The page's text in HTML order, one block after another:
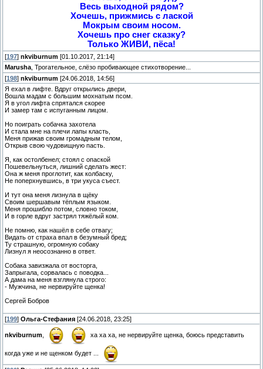
Весь выходной рядом?
Хочешь, прижмись с лаской
Мокрым своим носом.
Хочешь про снег сказку?
Только ЖИВИ, пёса!
[197] nkviburnum [01.10.2017, 21:14]
Marusha , Трогательное, слёзо пробивающее стихотворение...
[198] nkviburnum [24.06.2018, 14:56]
Я ехал в лифте. Вдруг открылись двери,
Вошла мадам с большим мохнатым псом.
Я в угол лифта спрятался скорее
И замер там с испуганным лицом.
Но поиграть собачка захотела
И стала мне на плечи лапы класть,
Меня прижав своим громадным телом,
Открыв свою чудовищную пасть.
Я, как остолбенел; стоял с опаской
Пошевельнуться, лишний сделать жест:
Она ж меня проглотит, как колбаску,
Не поперхнувшись, в три укуса съест.
И тут она меня лизнула в щёку
Своим шершавым тёплым языком.
Меня прошибло потом, словно током,
И в горле вдруг застрял тяжёлый ком.
Не помню, как нашёл в себе отвагу;
Видать от страха впал в безумный бред;
Ту страшную, огромную собаку
Лизнул я неосознанно в ответ.
Собака завизжала от восторга,
Запрыгала, сорвалась с поводка...
А дама на меня взглянула строго:
- Мужчина, не нервируйте щенка!
Сергей Бобров
[199] Ольга-Стефания [24.06.2018, 23:25]
nkviburnum ха ха ха, не нервируйте щенка, боюсь представить
когда уже и не щенком будет ...